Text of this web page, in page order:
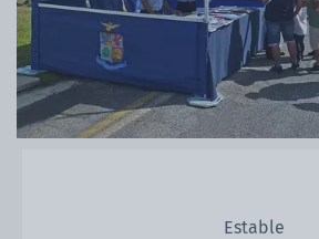
Estable